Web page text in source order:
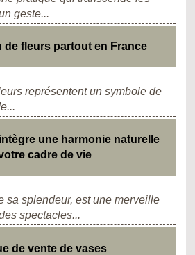
geste...
de fleurs partout en France
représentent un symbole de
une harmonie naturelle
cadre de vie
sa splendeur, est une merveille
spectacles...
de vente de vases